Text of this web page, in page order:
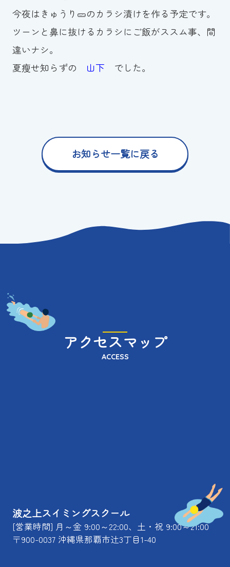
今夜はきゅうり🥒のカラシ漬けを作る予定です。
ツーンと鼻に抜けるカラシにご飯がススム事、間
違いナシ。
夏瘦せ知らずの 山下 でした。
お知らせ一覧に戻る
アクセスマップ
ACCESS
波之上スイミングスクール
[営業時間] 月～金 9:00～22:00、土・祝 9:00～21:00
〒900-0037 沖縄県那覇市辻3丁目1-40